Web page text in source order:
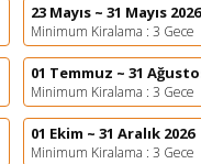
23 Mayıs ~ 31 Mayıs 2026
Minimum Kiralama : 3 Gece
01 Temmuz ~ 31
Minimum Kiralama : 3 Gece
01 Ekim ~ 31 Aralık 2026
Minimum Kiralama : 3 Gece